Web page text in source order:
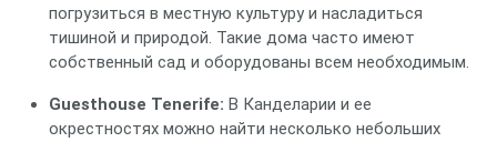
погрузиться в местную культуру и насладиться
тишиной и природой. Такие дома часто имеют
собственный сад и оборудованы всем необходимым.
Guesthouse Tenerife: В Канделарии и ее
окрестностях можно найти несколько небольших